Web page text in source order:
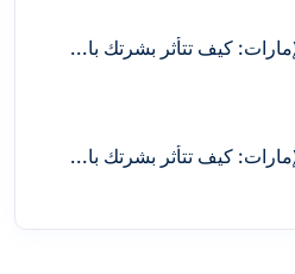
كيف تتأثر بشرتك با...
كيف تتأثر بشرتك با...